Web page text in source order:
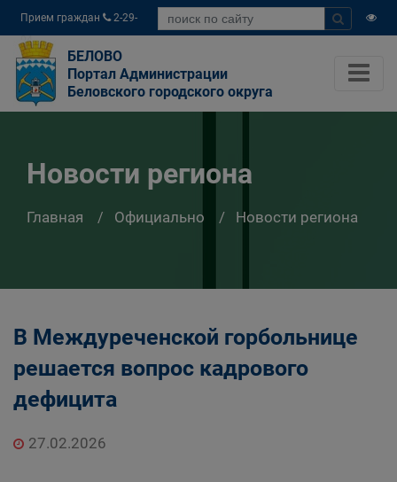
Прием граждан
2-29-
04
БЕЛОВО
Портал Администрации
Беловского городского округа
Новости региона
Главная Официально Новости региона
В Междуреченской горбольнице
решается вопрос кадрового
дефицита
27.02.2026